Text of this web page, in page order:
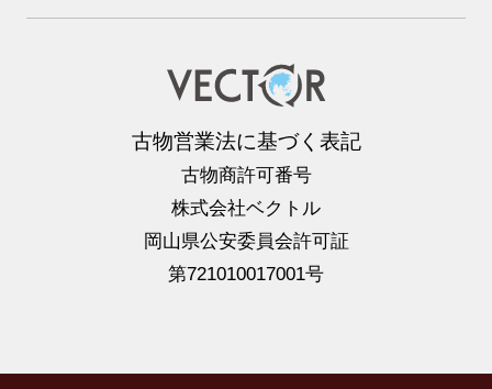
古物営業法に基づく表記
古物商許可番号
株式会社ベクトル
岡山県公安委員会許可証
第721010017001号